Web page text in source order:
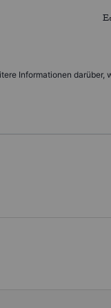
Informationen darüber,